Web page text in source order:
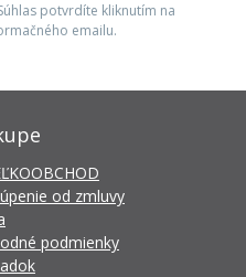
potvrdíte kliknutím na
emailu.
od zmluvy
podmienky